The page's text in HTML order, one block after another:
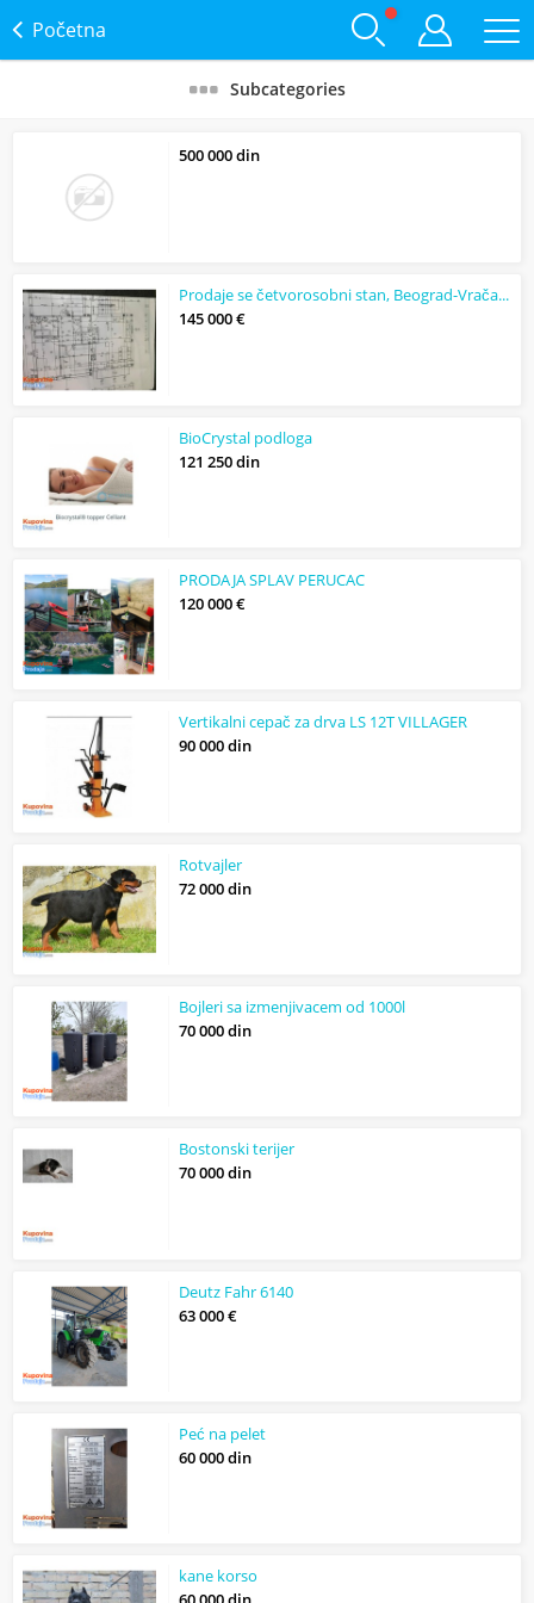
Početna
Subcategories
500 000 din
Prodaje se četvorosobni stan, Beograd-Vračar, 75m2
145 000 €
BioCrystal podloga
121 250 din
PRODAJA SPLAV PERUCAC
120 000 €
Vertikalni cepač za drva LS 12T VILLAGER
90 000 din
Rotvajler
72 000 din
Bojleri sa izmenjivacem od 1000l
70 000 din
Bostonski terijer
70 000 din
Deutz Fahr 6140
63 000 €
Peć na pelet
60 000 din
kane korso